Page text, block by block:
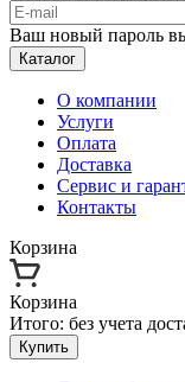
Ваш новый пароль
Каталог
О компании
Услуги
Оплата
Доставка
Сервис и
Контакты
Корзина
Корзина
Итого: без учета
Купить